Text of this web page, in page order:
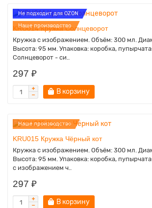
Не подходит для OZON
Наше производство
KRU014 Кружка Солнцеворот
Кружка с изображением. Объём: 300 мл.
Высота: 95 мм. Упаковка: коробка,
Солнцеворот - си..
297 ₽
В корзину
Наше производство
KRU015 Кружка Чёрный кот
Кружка с изображением. Объём: 300 мл.
Высота: 95 мм. Упаковка: коробка,
с изображением ч..
297 ₽
В корзину